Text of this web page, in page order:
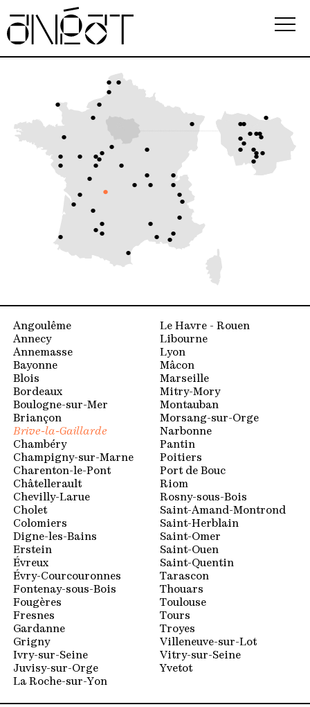
Association
Écoles
Événements
Observatoire
Ressources
FAQ
Newsletter
Angoulême
Annecy
Annemasse
Bayonne
Blois
Bordeaux
Boulogne-sur-Mer
Briançon
Brive-la-Gaillarde
Chambéry
Champigny-sur-Marne
Charenton-le-Pont
Châtellerault
Chevilly-Larue
Cholet
Colomiers
Digne-les-Bains
Erstein
Évreux
Évry-Courcouronnes
Fontenay-sous-Bois
Fougères
Fresnes
Gardanne
Grigny
Ivry-sur-Seine
Juvisy-sur-Orge
La Roche-sur-Yon
Le Havre - Rouen
Libourne
Lyon
Mâcon
Marseille
Mitry-Mory
Montauban
Morsang-sur-Orge
Narbonne
Pantin
Poitiers
Port de Bouc
Riom
Rosny-sous-Bois
Saint-Amand-Montrond
Saint-Herblain
Saint-Omer
Saint-Ouen
Saint-Quentin
Tarascon
Thouars
Toulouse
Tours
Troyes
Villeneuve-sur-Lot
Vitry-sur-Seine
Yvetot